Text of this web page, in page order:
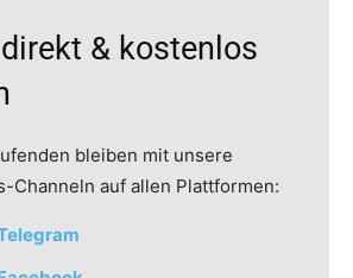
& kostenlos
bleiben mit unsere
Channeln auf allen Plattformen: